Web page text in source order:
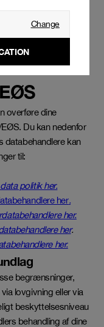
statistiske
mm.
lande
overføre dine
Du kan nedenfor
databehandlere kan
til:
politik her.
her.
her.
her.
her.
begrænsninger,
lovgivning eller via
beskyttelsesniveau
behandling af dine
Change